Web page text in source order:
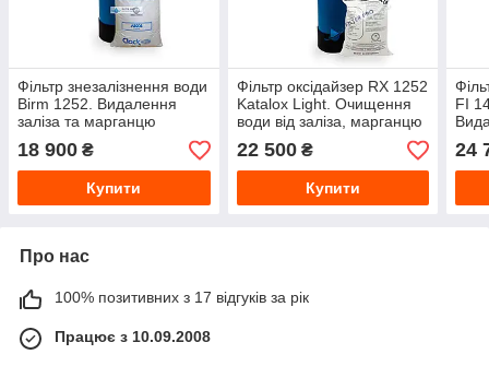
Фільтр знезалізнення води
Birm 1252. Видалення
заліза та марганцю
18 900 ₴
Купити
Фільтр оксідайзер RX 1252
Katalox Light. Очищення
води від заліза, марганцю
та сірководню
22 500₴
Купити
FI
24
Про нас
100% позитивних з 17 відгуків за рік
Працює з 10.09.2008